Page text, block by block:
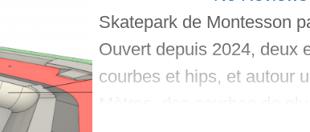
Skatepark de Montesson
Ouvert depuis 2024, deux
courbes et hips, et autour
Mètres, des courbes de